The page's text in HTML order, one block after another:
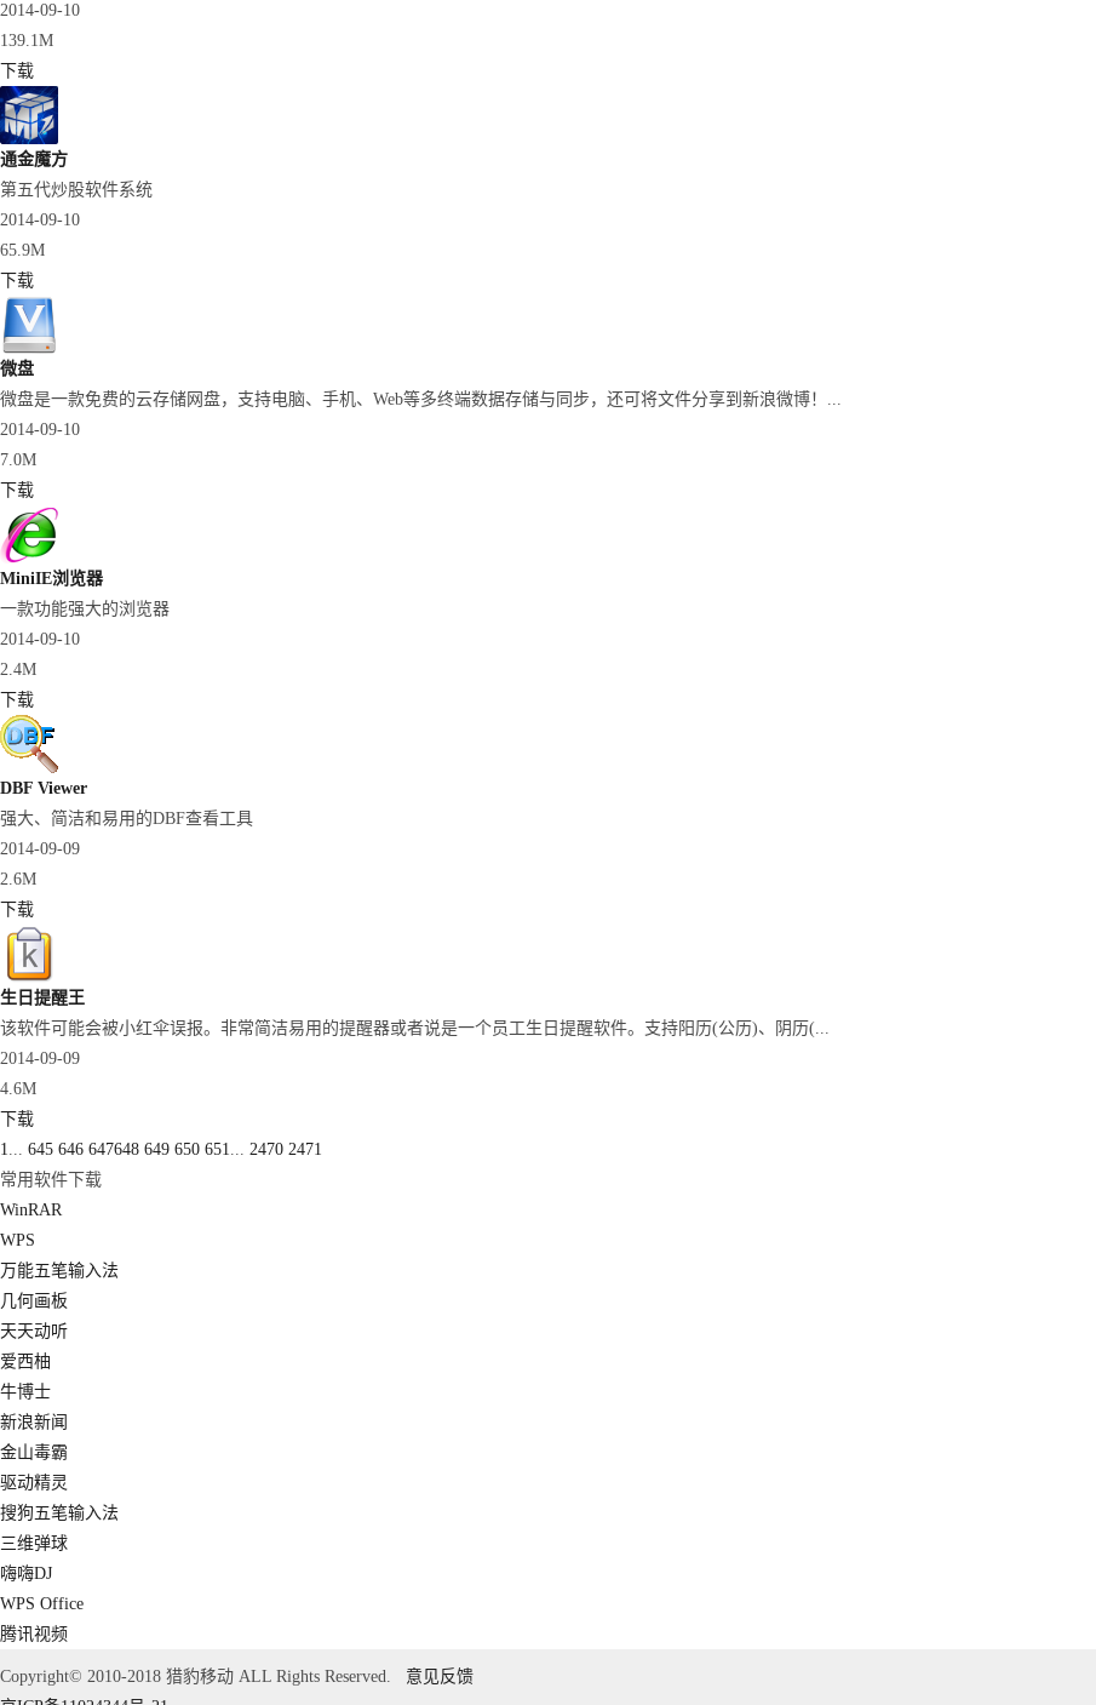
2014-09-10
139.1M
下载
通金魔方
第五代炒股软件系统
2014-09-10
65.9M
下载
微盘
微盘是一款免费的云存储网盘，支持电脑、手机、Web等多终端数据存储与同步，还可将文件分享到新浪微博！...
2014-09-10
7.0M
下载
MiniIE浏览器
一款功能强大的浏览器
2014-09-10
2.4M
下载
DBF Viewer
强大、简洁和易用的DBF查看工具
2014-09-09
2.6M
下载
生日提醒王
该软件可能会被小红伞误报。非常简洁易用的提醒器或者说是一个员工生日提醒软件。支持阳历(公历)、阴历(...
2014-09-09
4.6M
下载
1... 645 646 647648 649 650 651... 2470 2471
常用软件下载
WinRAR
WPS
万能五笔输入法
几何画板
天天动听
爱西柚
牛博士
新浪新闻
金山毒霸
驱动精灵
搜狗五笔输入法
三维弹球
嗨嗨DJ
WPS Office
腾讯视频
Copyright© 2010-2018 猎豹移动 ALL Rights Reserved. 意见反馈